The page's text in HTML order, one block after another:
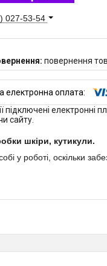
027-53-54
повернення
підключені електронні
сайту.
шкіри, кутикули.
у роботі, оскільки